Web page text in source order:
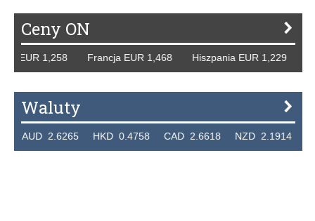
Ceny ON
1,258 Francja EUR 1,468 Hiszpania EUR 1,229 WB
Waluty
2.6265 HKD 0.4758 CAD 2.6618 NZD 2.1914